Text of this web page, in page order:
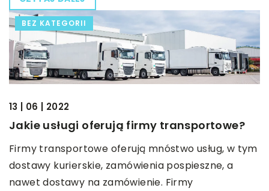
BEZ KATEGORII
13 | 06 | 2022
Jakie usługi oferują firmy transportowe?
Firmy transportowe oferują mnóstwo usług, w tym
dostawy kurierskie, zamówienia pospieszne, a
nawet dostawy na zamówienie. Firmy